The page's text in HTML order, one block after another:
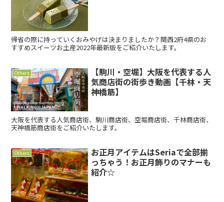
帰省の際に持っていくおみやげは決まりましたか？関西2府4県のお
すすめスイーツお土産2022年最新版をご紹介いたします。
Others
【駒川・空堀】大阪を代表する人
気商店街の街歩き動画【千林・天
神橋筋】
大阪を代表する人気商店街、駒川商店街、空堀商店街、千林商店街、
天神橋筋商店街をご紹介いたします。
Others
お正月アイテムはSeriaで全部揃
っちゃう！お正月飾りのマナーも
紹介☆